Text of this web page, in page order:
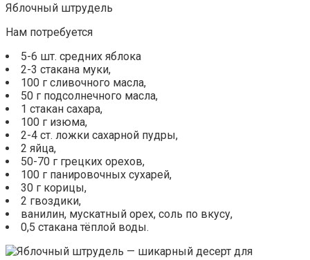
Яблочный штрудель
Нам потребуется
5-6 шт. средних яблока
2-3 стакана муки,
100 г сливочного масла,
50 г подсолнечного масла,
1 стакан сахара,
100 г изюма,
2-4 ст. ложки сахарной пудры,
2 яйца,
50-70 г грецких орехов,
100 г панировочных сухарей,
30 г корицы,
2 гвоздики,
ванилин, мускатный орех, соль по вкусу,
0,5 стакана тёплой воды.